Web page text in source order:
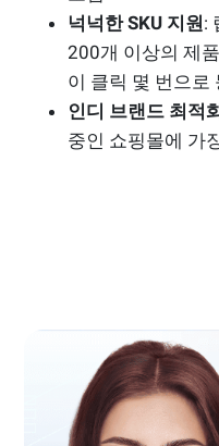
넉넉한 SKU 지원:
200개 이상의 제
이 클릭 몇 번으로
인디 브랜드 최적
중인 쇼핑몰에 가